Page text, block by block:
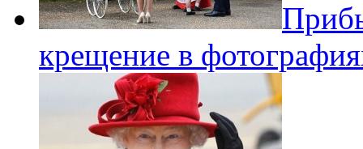
крещение в